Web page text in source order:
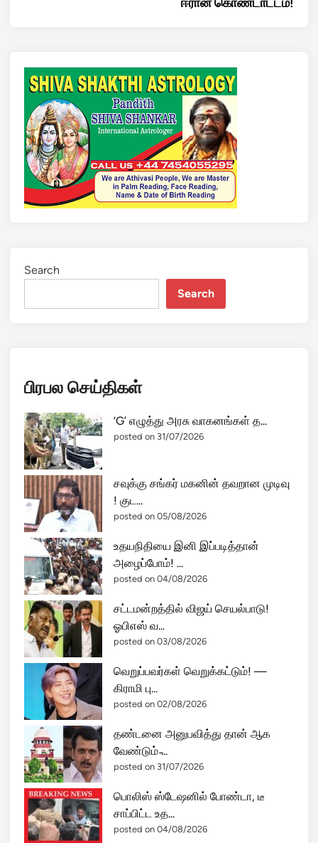
Search
Search
பிரபல செய்திகள்
‘G’ எழுத்து அரசு வாகனங்கள் த...
posted on 31/07/2026
சவுக்கு சங்கர் மகனின் தவறான முடிவு
! குட...
posted on 05/08/2026
உதயநிதியை இனி இப்படித்தான்
அழைப்போம்! ...
posted on 04/08/2026
சட்டமன்றத்தில் விஜய் செயல்பாடு!
ஓபிஎஸ் வ...
posted on 03/08/2026
வெறுப்பவர்கள் வெறுக்கட்டும்! —
கிராமி பு...
posted on 02/08/2026
தண்டனை அனுபவித்து தான் ஆக
வேண்டும் ̵...
posted on 31/07/2026
பொலிஸ் ஸ்டேஷனில் போண்டா, டீ
சாப்பிட்ட உத...
posted on 04/08/2026